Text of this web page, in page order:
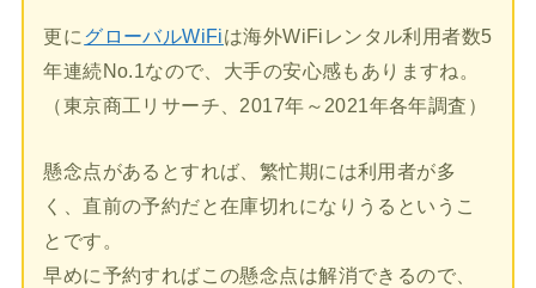
更に グローバルWiFiは海外WiFiレンタル利用者数5
年連続No.1なので、大手の安心感もありますね。
（東京商工リサーチ、2017年～2021年各年調査）
懸念点があるとすれば、繁忙期には利用者が多
く、直前の予約だと在庫切れになりうるというこ
とです。
早めに予約すればこの懸念点は解消できるので、